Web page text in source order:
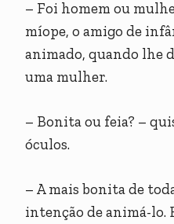
– Foi homem ou
míope, o amigo de
animado, quando lhe
uma mulher.
– Bonita ou feia? –
óculos.
– A mais bonita de
intenção de animá-lo.